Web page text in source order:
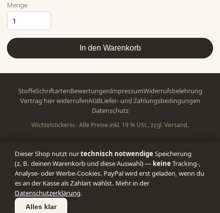
Menge
In den Warenkorb
StoffeSchriftartenBewertungenImpressumWiderrufsbelehrung
Vertrag hier widerrufenAGBLiefer- und Zahlungsbedingungen
Datenschutz
Wichtelstickerei · Alle Preise inkl. 19 % USt., zzgl. Versand.
Dieser Shop nutzt nurtechnisch notwendigeSpeicherung
(z. B. deinen Warenkorb und diese Auswahl) — keineTracking-,
Analyse- oder Werbe-Cookies. PayPal wird erst geladen, wenn du
es an der Kasse als Zahlart wählst. Mehr in der
Datenschutzerklärung.
Alles klar